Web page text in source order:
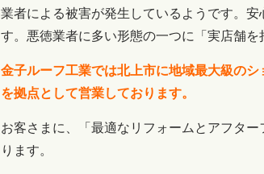
業者による被害が発生しているようです。
す。悪徳業者に多い形態の一つに「実店舗を
金子ルーフ工業では北上市に地域最大級の
を拠点として営業しております。
お客さまに、「最適なリフォームとアフタ
ります。